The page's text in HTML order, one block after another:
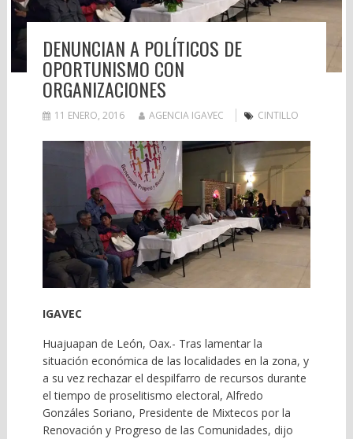
DENUNCIAN A POLÍTICOS DE
OPORTUNISMO CON
ORGANIZACIONES
11 ENERO, 2016 AGENCIA IGAVEC CINTILLO
IGAVEC
Huajuapan de León, Oax.- Tras lamentar la
situación económica de las localidades en la zona, y
a su vez rechazar el despilfarro de recursos durante
el tiempo de proselitismo electoral, Alfredo
Gonzáles Soriano, Presidente de Mixtecos por la
Renovación y Progreso de las Comunidades, dijo